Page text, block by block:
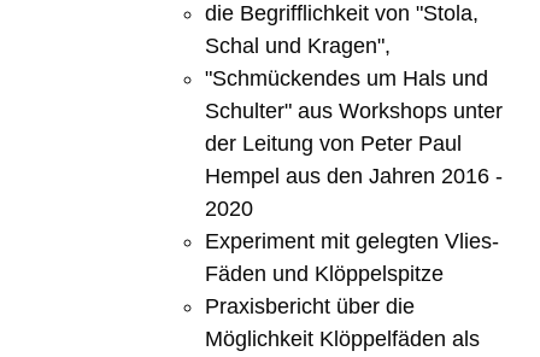
die Begrifflichkeit von "Stola,
Schal und Kragen",
"Schmückendes um Hals und
Schulter" aus Workshops unter
der Leitung von Peter Paul
Hempel aus den Jahren 2016 -
2020
Experiment mit gelegten Vlies-
Fäden und Klöppelspitze
Praxisbericht über die
Möglichkeit Klöppelfäden als